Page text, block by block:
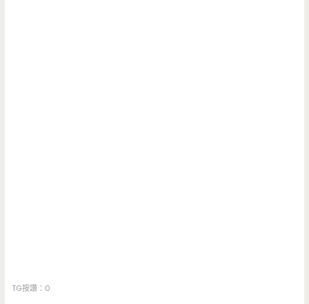
TG按讚：0